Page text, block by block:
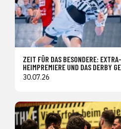
ZEIT FÜR DAS BESONDERE:
HEIMPREMIERE UND DAS DERBY
30.07.26